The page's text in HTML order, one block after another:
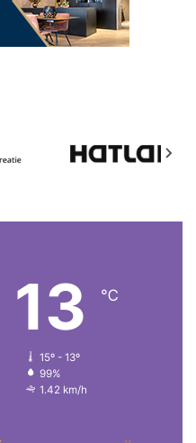
13 ℃
15º - 13º
99%
1.42 km/h